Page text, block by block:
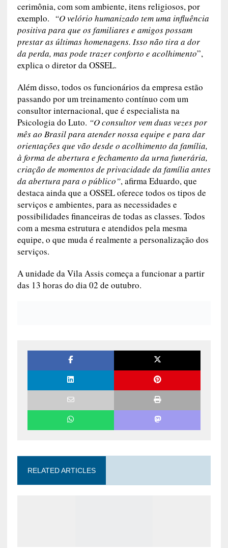
cerimônia, com som ambiente, itens religiosos, por
exemplo. “O velório humanizado tem uma influência
positiva para que os familiares e amigos possam
prestar as últimas homenagens. Isso não tira a dor
da perda, mas pode trazer conforto e acolhimento”,
explica o diretor da OSSEL.
Além disso, todos os funcionários da empresa estão
passando por um treinamento contínuo com um
consultor internacional, que é especialista na
Psicologia do Luto. “O consultor vem duas vezes por
mês ao Brasil para atender nossa equipe e para dar
orientações que vão desde o acolhimento da família,
à forma de abertura e fechamento da urna funerária,
criação de momentos de privacidade da família antes
da abertura para o público”, afirma Eduardo, que
destaca ainda que a OSSEL oferece todos os tipos de
serviços e ambientes, para as necessidades e
possibilidades financeiras de todas as classes. Todos
com a mesma estrutura e atendidos pela mesma
equipe, o que muda é realmente a personalização dos
serviços.
A unidade da Vila Assis começa a funcionar a partir
das 13 horas do dia 02 de outubro.
RELATED ARTICLES